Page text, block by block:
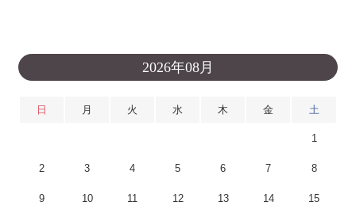
2026年08月
日 月 火 水 木 金 土
1
2 3 4 5 6 7 8
9 10 11 12 13 14 15